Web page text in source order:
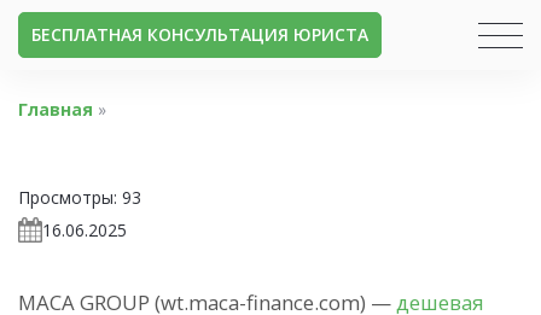
БЕСПЛАТНАЯ КОНСУЛЬТАЦИЯ ЮРИСТА
Главная »
Просмотры: 93
16.06.2025
MACA GROUP (wt.maca-finance.com) —дешевая